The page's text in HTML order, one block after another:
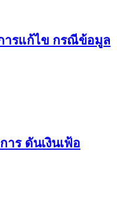
ารแก้ไข กรณีข้อมูล
ร ดันเงินเฟ้อ